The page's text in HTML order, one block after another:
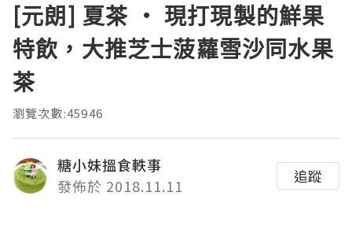
[元朗] 夏茶 ‧ 現打現製的鮮果
特飲，大推芝士菠蘿雪沙同水果
茶
瀏覽次數:45946
糖小妹搵食軼事
發佈於 2018.11.11
追蹤